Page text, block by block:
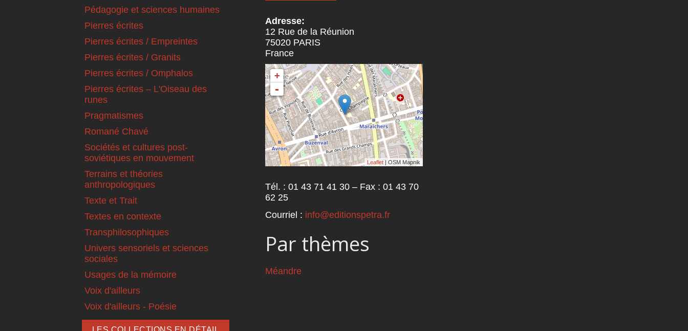
Pédagogie et sciences humaines
Pierres écrites
Pierres écrites / Empreintes
Pierres écrites / Granits
Pierres écrites / Omphalos
Pierres écrites – L'Oiseau des
runes
Pragmatismes
Romané Chavé
Sociétés et cultures post-
soviétiques en mouvement
Terrains et théories
anthropologiques
Texte et Trait
Textes en contexte
Transphilosophiques
Univers sensoriels et sciences
sociales
Usages de la mémoire
Voix d'ailleurs
Voix d'ailleurs - Poésie
Adresse:
12 Rue de la Réunion
75020 PARIS
France
+
-
Leaflet | OSM Mapnik
Tél. : 01 43 71 41 30 – Fax : 01 43 70
62 25
Courriel : info@editionspetra.fr
Par thèmes
Méandre